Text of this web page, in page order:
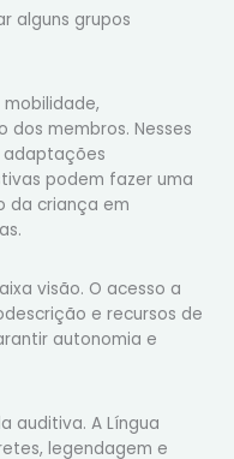
alguns grupos
membros. Nesses
adaptações
podem fazer uma
da criança em
visão. O acesso a
e recursos de
autonomia e
auditiva. A Língua
legendagem e